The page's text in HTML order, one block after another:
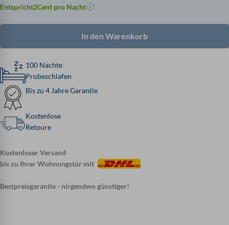
Entspricht2Cent pro Nacht
In den Warenkorb
100 Nächte
Probeschlafen
Bis zu 4 Jahre Garantie
Kostenlose
Retoure
Kostenloser Versand
bis zu Ihrer Wohnungstür mit
Bestpreisgarantie - nirgendwo günstiger!